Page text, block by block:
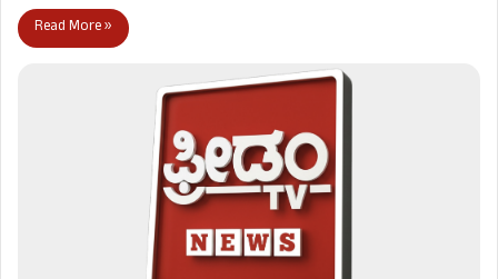
Read More »